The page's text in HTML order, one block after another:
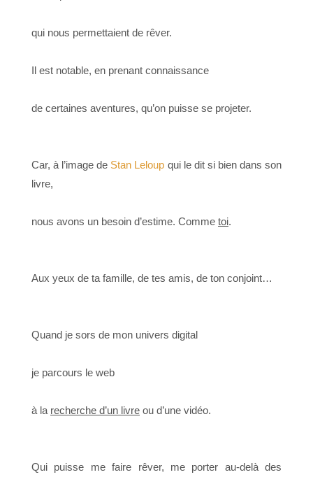
qui nous permettaient de rêver.
Il est notable, en prenant connaissance
de certaines aventures, qu’on puisse se projeter.
Car, à l’image de Stan Leloup qui le dit si bien dans son
livre,
nous avons un besoin d’estime. Comme toi.
Aux yeux de ta famille, de tes amis, de ton conjoint…
Quand je sors de mon univers digital
je parcours le web
à la recherche d’un livre ou d’une vidéo.
Qui puisse me faire rêver, me porter au-delà des